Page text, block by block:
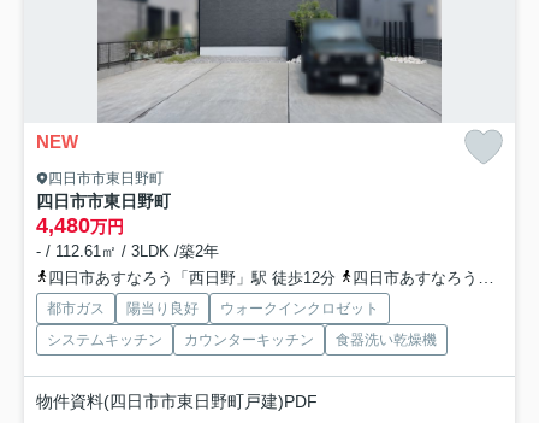
NEW
四日市市東日野町
四日市市東日野町
4,480万円
- / 112.61㎡ / 3LDK /築2年
四日市あすなろう「西日野」駅 徒歩12分
四日市あすなろう「日永」駅 徒歩14分
都市ガス 陽当り良好
ウォークインクロゼット
システムキッチン
カウンターキッチン 食器洗い乾燥機
物件資料(四日市市東日野町戸建)PDF